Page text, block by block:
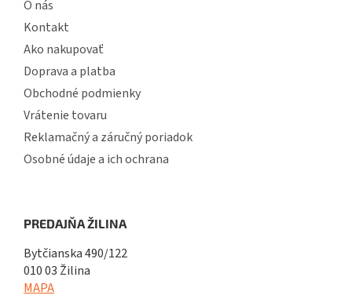
O nás
Kontakt
Ako nakupovať
Doprava a platba
Obchodné podmienky
Vrátenie tovaru
Reklamačný a záručný poriadok
Osobné údaje a ich ochrana
PREDAJŇA ŽILINA
Bytčianska 490/122
010 03 Žilina
MAPA